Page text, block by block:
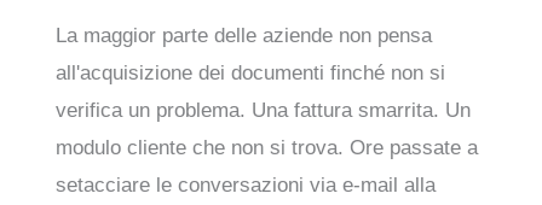
La maggior parte delle aziende non pensa
all'acquisizione dei documenti finché non si
verifica un problema. Una fattura smarrita. Un
modulo cliente che non si trova. Ore passate a
setacciare le conversazioni via e-mail alla